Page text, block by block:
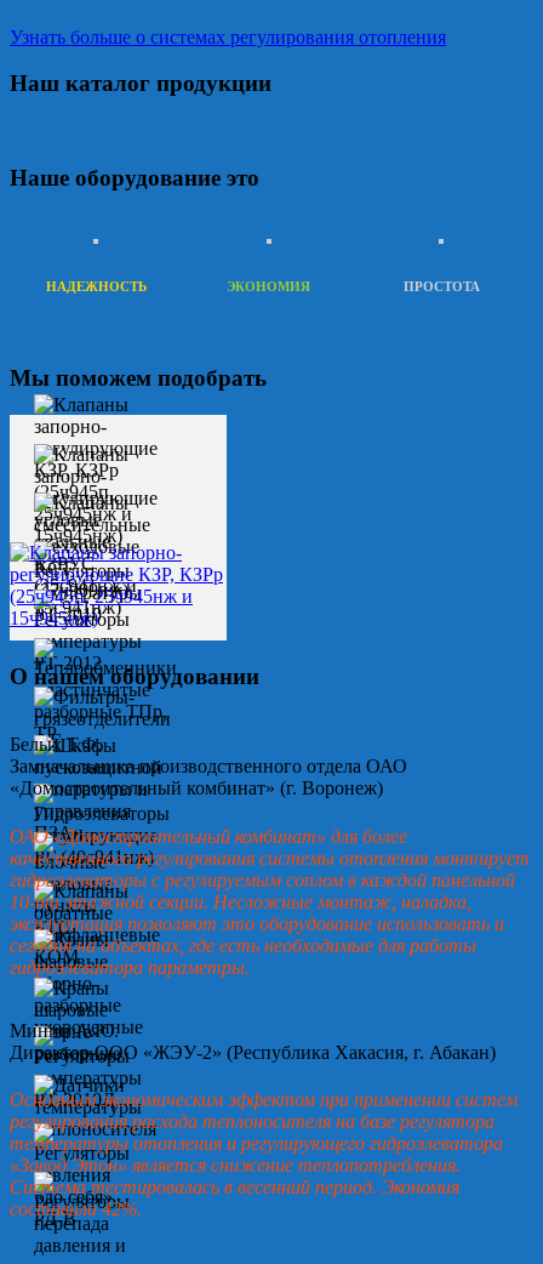
Узнать больше о системах регулирования отопления
Наш каталог продукции
Наше оборудование это
НАДЕЖНОСТЬ ЭКОНОМИЯ ПРОСТОТА
Мы поможем подобрать
О нашем оборудовании
Белых Т.Ф.
Замначальника производственного отдела ОАО
«Домостроительный комбинат» (г. Воронеж)
ОАО «Домостроительный комбинат» для более
качественного регулирования системы отопления монтирует
гидроэлеваторы с регулируемым соплом в каждой панельной
10-ти этажной секции. Несложные монтаж, наладка,
эксплуатация позволяют это оборудование использовать и
сегодня на объектах, где есть необходимые для работы
гидроэлеватора параметры.
Минин А.Ю.
Директор ООО «ЖЭУ-2» (Республика Хакасия, г. Абакан)
Основным экономическим эффектом при применении систем
регулирования расхода теплоносителя на базе регулятора
температуры отопления и регулирующего гидроэлеватора
«Завод Этон» является снижение теплопотребления.
Система тестировалась в весенний период. Экономия
составила 42%.